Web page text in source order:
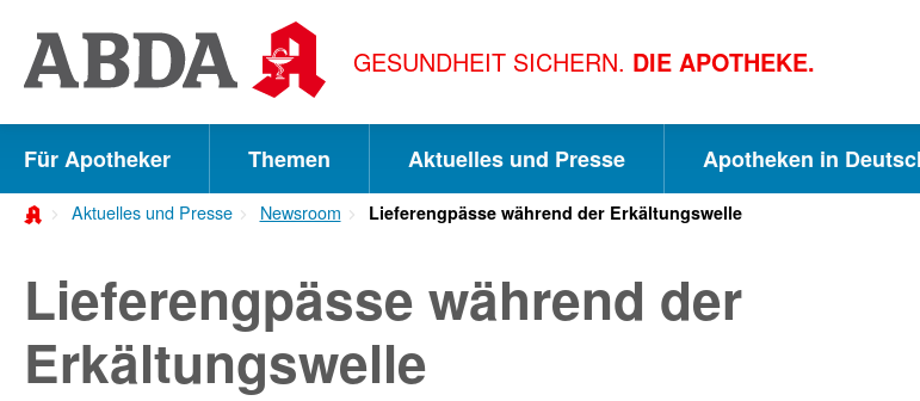
direkt
zu:
zur
Hauptnavigation
zur
zum
Inhalt
GESUNDHEIT SICHERN. DIE APOTHEKE.
Für Apotheker Themen Aktuelles und Presse Apotheken in
Aktuelles und Presse Newsroom Lieferengpässe während der Erkältungswelle
Lieferengpässe während der
Erkältungswelle